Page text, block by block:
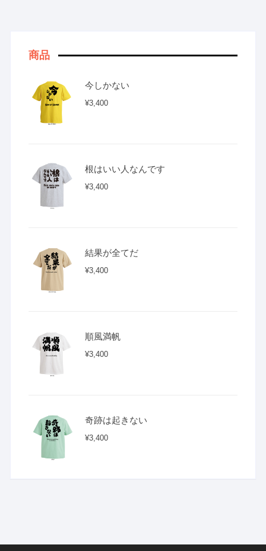
商品
今しかない
¥3,400
根はいい人なんです
¥3,400
結果が全てだ
¥3,400
順風満帆
¥3,400
奇跡は起きない
¥3,400